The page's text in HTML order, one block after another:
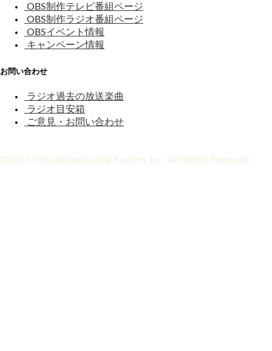
OBS制作テレビ番組ページ
OBS制作ラジオ番組ページ
OBSイベント情報
キャンペーン情報
お問い合わせ
ラジオ過去の放送楽曲
ラジオ目安箱
ご意見・お問い合わせ
©2026 Oita Broadcasting System, Inc. All Rights Reserved.